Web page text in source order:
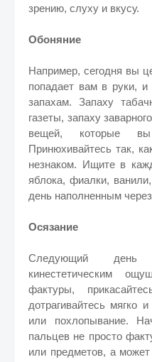
зрению, слуху и вкусу.
Обоняние
Например, сегодня вы
попадает вам в руки, и
запахам. Запаху
газеты, запаху
вещей, которые
Принюхивайтесь так,
незнаком. Ищите в
яблока, фиалки,
день наполненным
Осязание
Следующий день
кинестетическим
фактуры,
дотрагивайтесь мягко
или похлопывание.
пальцев не просто
или предметов, а